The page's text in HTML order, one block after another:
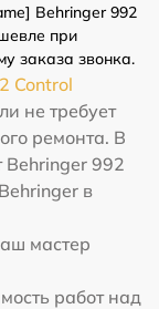
Behringer 992
при
заказа звонка.
Control
не требует
ремонта. В
Behringer 992
в
мастер
работ над